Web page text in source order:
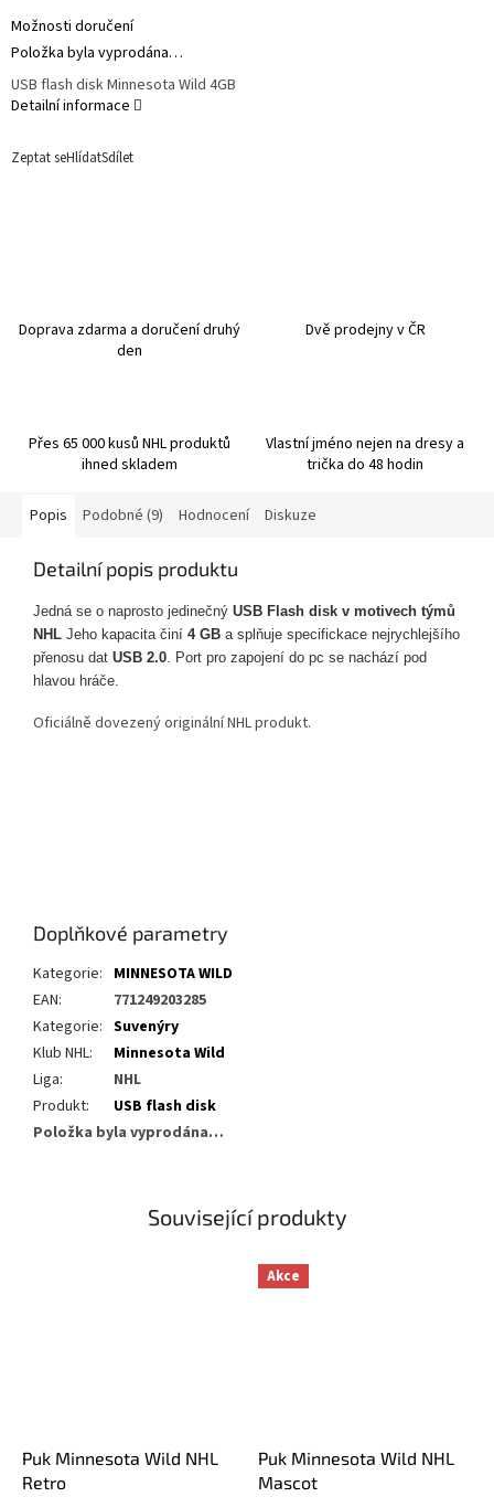
Možnosti doručení
Položka byla vyprodána…
USB flash disk Minnesota Wild 4GB
Detailní informace
Zeptat seHlídatSdílet
Doprava zdarma a doručení druhý
den
Dvě prodejny v ČR
Přes 65 000 kusů NHL produktů
ihned skladem
Vlastní jméno nejen na dresy a
trička do 48 hodin
Související produkty
Puk Minnesota Wild NHL
Retro
Akce
Puk Minnesota Wild NHL
Mascot
Popis Podobné (9) Hodnocení Diskuze
Detailní popis produktu
Jedná se o naprosto jedinečný USB Flash disk v motivech týmů
NHL Jeho kapacita činí 4 GB a splňuje specifickace nejrychlejšího
přenosu dat USB 2.0. Port pro zapojení do pc se nachází pod
hlavou hráče.
Oficiálně dovezený originální NHL produkt.
Doplňkové parametry
Kategorie: MINNESOTA WILD
EAN:
771249203285
Kategorie: Suvenýry
Klub NHL:
Minnesota Wild
Liga:
NHL
Produkt:
USB flash disk
Položka byla vyprodána…